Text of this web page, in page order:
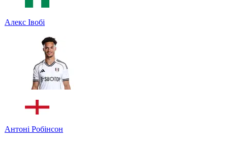
Алекс Івобі
Антоні Робінсон